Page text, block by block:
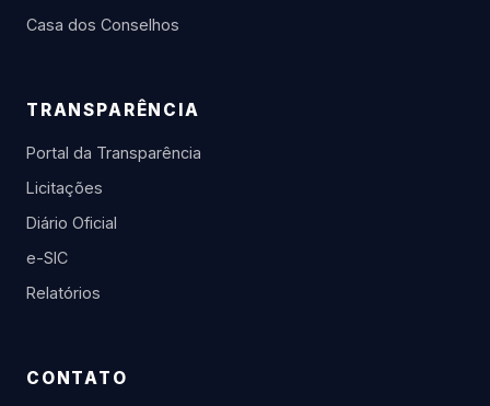
Casa dos Conselhos
TRANSPARÊNCIA
Portal da Transparência
Licitações
Diário Oficial
e-SIC
Relatórios
CONTATO